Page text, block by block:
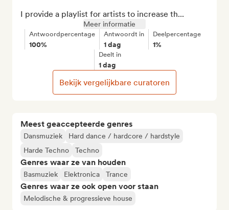
Meest geaccepteerde genres
Dansmuziek
Hard dance / hardcore / hardstyle
Harde Techno
Techno
Genres waar ze van houden
Basmuziek Elektronica Trance
Genres waar ze ook open voor staan
Melodische & progressieve house
I provide a playlist for artists to increase th...
Meer informatie
Antwoordpercentage
100%
Antwoordt in
1 dag
Deelpercentage
1%
Deelt in
1 dag
Bekijk vergelijkbare curatoren